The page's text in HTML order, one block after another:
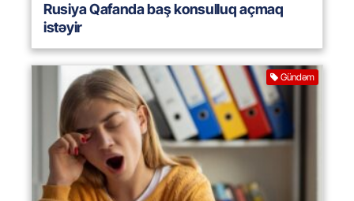
Rusiya Qafanda baş konsulluq açmaq
istəyir
Gündəm